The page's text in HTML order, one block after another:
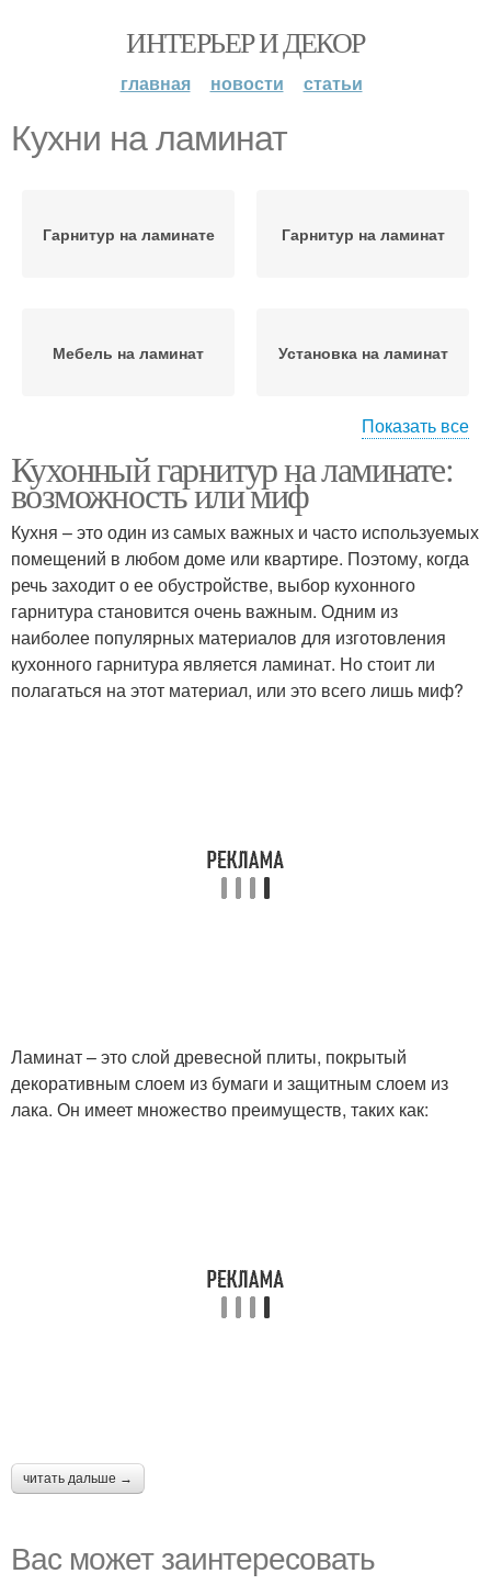
ИНТЕРЬЕР И ДЕКОР
главная новости статьи
Кухни на ламинат
Гарнитур на ламинате Гарнитур на ламинат
Мебель на ламинат Установка на ламинат
Новый ламинат
Показать все
Кухонный гарнитур на ламинате:
возможность или миф
Кухня – это один из самых важных и часто используемых
помещений в любом доме или квартире. Поэтому, когда
речь заходит о ее обустройстве, выбор кухонного
гарнитура становится очень важным. Одним из
наиболее популярных материалов для изготовления
кухонного гарнитура является ламинат. Но стоит ли
полагаться на этот материал, или это всего лишь миф?
Ламинат – это слой древесной плиты, покрытый
декоративным слоем из бумаги и защитным слоем из
лака. Он имеет множество преимуществ, таких как:
читать дальше →
Вас может заинтересовать